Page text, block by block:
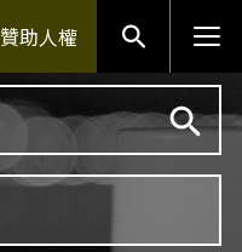
贊助人權